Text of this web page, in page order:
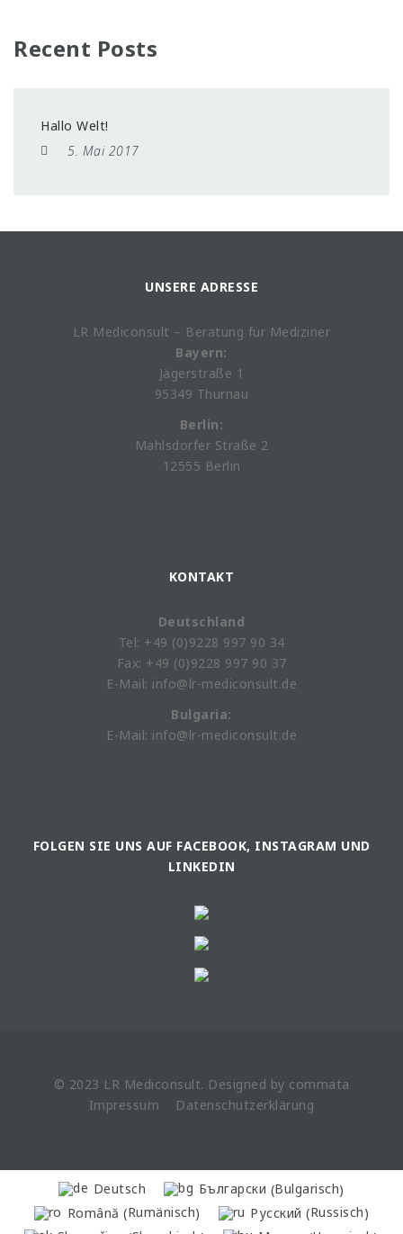
Recent Posts
Hallo Welt!
5. Mai 2017
UNSERE ADRESSE
LR Mediconsult – Beratung für Mediziner
Bayern:
Jägerstraße 1
95349 Thurnau
Berlin:
Mahlsdorfer Straße 2
12555 Berlin
KONTAKT
Deutschland
Tel: +49 (0)9228 997 90 34
Fax: +49 (0)9228 997 90 37
E-Mail: info@lr-mediconsult.de
Bulgaria:
E-Mail: info@lr-mediconsult.de
FOLGEN SIE UNS AUF FACEBOOK, INSTAGRAM UND
LINKEDIN
© 2023 LR Mediconsult. Designed by commata
Impressum
Datenschutzerklärung
Deutsch Български (Bulgarisch)
Română (Rumänisch) Русский (Russisch)